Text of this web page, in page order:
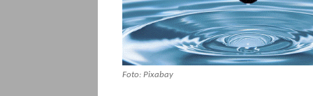
Foto: Pixabay